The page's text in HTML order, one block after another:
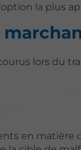
la plus
lors du
en matière